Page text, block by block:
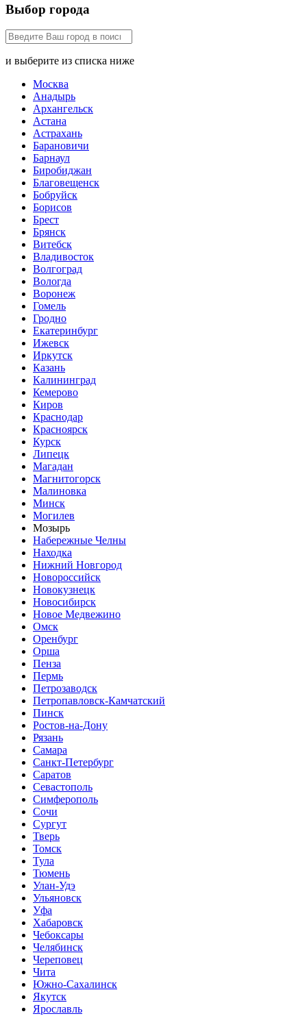
Выбор города
и выберите из списка ниже
Москва
Анадырь
Архангельск
Астана
Астрахань
Барановичи
Барнаул
Биробиджан
Благовещенск
Бобруйск
Борисов
Брест
Брянск
Витебск
Владивосток
Волгоград
Вологда
Воронеж
Гомель
Гродно
Екатеринбург
Ижевск
Иркутск
Казань
Калининград
Кемерово
Киров
Краснодар
Красноярск
Курск
Липецк
Магадан
Магнитогорск
Малиновка
Минск
Могилев
Мозырь
Набережные Челны
Находка
Нижний Новгород
Новороссийск
Новокузнецк
Новосибирск
Новое Медвежино
Омск
Оренбург
Орша
Пенза
Пермь
Петрозаводск
Петропавловск-Камчатский
Пинск
Ростов-на-Дону
Рязань
Самара
Санкт-Петербург
Саратов
Севастополь
Симферополь
Сочи
Сургут
Тверь
Томск
Тула
Тюмень
Улан-Удэ
Ульяновск
Уфа
Хабаровск
Чебоксары
Челябинск
Череповец
Чита
Южно-Сахалинск
Якутск
Ярославль